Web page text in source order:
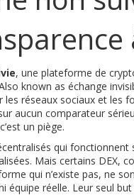
, une plateforme de
known as échange
réseaux sociaux et les
aucun comparateur
un piège.
qui
Mais certains DEX,
qui n’existe pas, ne
équipe réelle. Leur seul